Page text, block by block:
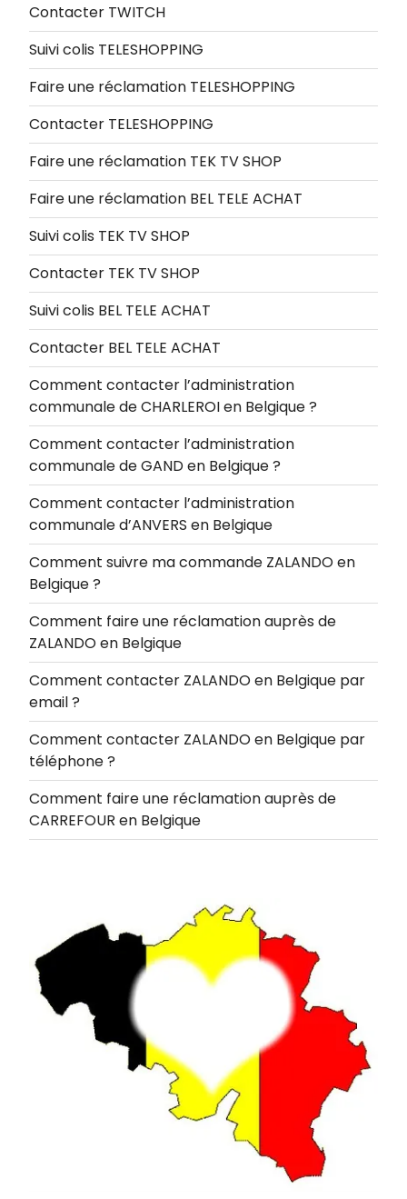
Contacter TWITCH
Suivi colis TELESHOPPING
Faire une réclamation TELESHOPPING
Contacter TELESHOPPING
Faire une réclamation TEK TV SHOP
Faire une réclamation BEL TELE ACHAT
Suivi colis TEK TV SHOP
Contacter TEK TV SHOP
Suivi colis BEL TELE ACHAT
Contacter BEL TELE ACHAT
Comment contacter l’administration
communale de CHARLEROI en Belgique ?
Comment contacter l’administration
communale de GAND en Belgique ?
Comment contacter l’administration
communale d’ANVERS en Belgique
Comment suivre ma commande ZALANDO en
Belgique ?
Comment faire une réclamation auprès de
ZALANDO en Belgique
Comment contacter ZALANDO en Belgique par
email ?
Comment contacter ZALANDO en Belgique par
téléphone ?
Comment faire une réclamation auprès de
CARREFOUR en Belgique